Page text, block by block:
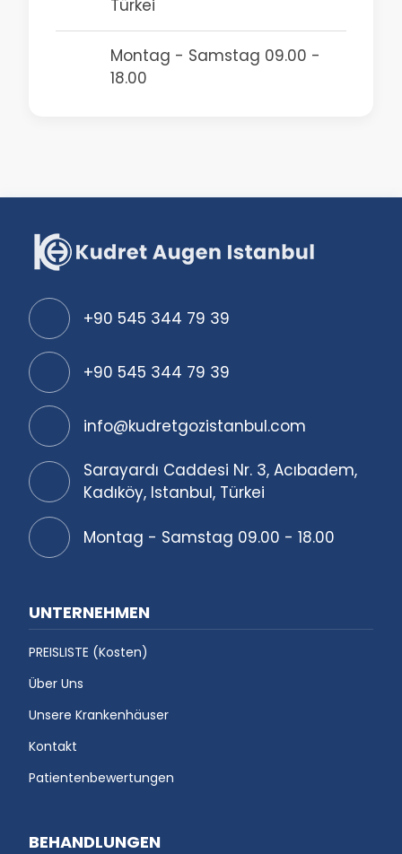
Türkei
Montag - Samstag 09.00 -
18.00
+90 545 344 79 39
+90 545 344 79 39
info@kudretgozistanbul.com
Sarayardı Caddesi Nr. 3, Acıbadem,
Kadıköy, Istanbul, Türkei
Montag - Samstag 09.00 - 18.00
UNTERNEHMEN
PREISLISTE (Kosten)
Über Uns
Unsere Krankenhäuser
Kontakt
Patientenbewertungen
BEHANDLUNGEN